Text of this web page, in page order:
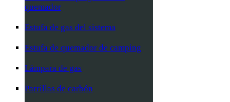
quemador
Estufa de gas del sistema
Estufa de quemador de camping
Lámpara de gas
Parrillas de carbón